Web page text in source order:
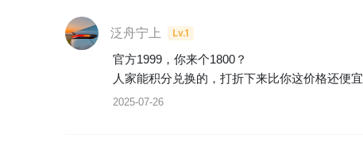
泛舟宁上
Lv.1
官方1999，你来个1800？
人家能积分兑换的，打折下来比你这价格还便宜
2025-07-26